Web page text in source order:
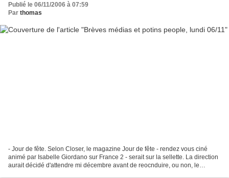
Publié le 06/11/2006 à 07:59
Par thomas
- Jour de fête. Selon Closer, le magazine Jour de fête - rendez vous ciné
animé par Isabelle Giordano sur France 2 - serait sur la sellette. La direction
aurait décidé d'attendre mi décembre avant de reocnduire, ou non, le